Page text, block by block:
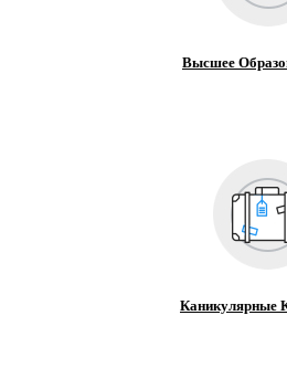
Высшее
Каникулярные